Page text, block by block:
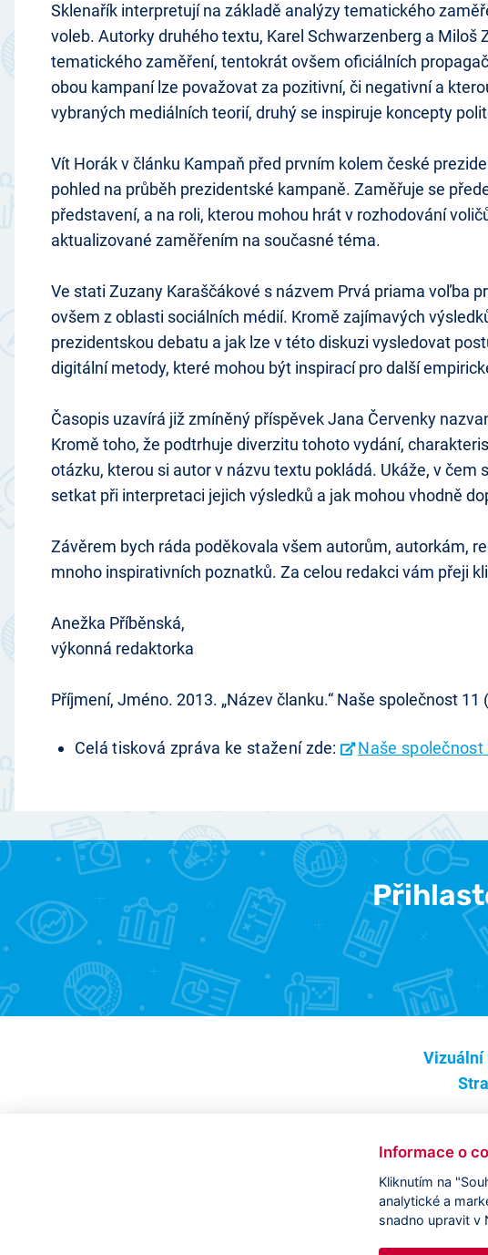
Sklenařík interpretují na základě analýzy tematického
voleb. Autorky druhého textu, Karel Schwarzenberg a
tematického zaměření, tentokrát ovšem oficiálních
obou kampaní lze považovat za pozitivní, či negativní a
vybraných mediálních teorií, druhý se inspiruje koncepty
Vít Horák v článku Kampaň před prvním kolem české
pohled na průběh prezidentské kampaně. Zaměřuje se
představení, a na roli, kterou mohou hrát v rozhodování
aktualizované zaměřením na současné téma.
Ve stati Zuzany Karaščákové s názvem Prvá priama voľba
ovšem z oblasti sociálních médií. Kromě zajímavých
prezidentskou debatu a jak lze v této diskuzi vysledovat
digitální metody, které mohou být inspirací pro další
Časopis uzavírá již zmíněný příspěvek Jana Červenky
Kromě toho, že podtrhuje diverzitu tohoto vydání,
otázku, kterou si autor v názvu textu pokládá. Ukáže, v
setkat při interpretaci jejich výsledků a jak mohou vhodně
Závěrem bych ráda poděkovala všem autorům, autorkám,
mnoho inspirativních poznatků. Za celou redakci vám přeji
Anežka Příběnská,
výkonná redaktorka
Příjmení, Jméno. 2013. „Název članku.“ Naše společnost 11
Celá tisková zpráva ke stažení zde: Naše společnost
Vizuální
Informace o
Kliknutím na
analytické a
snadno upravit v